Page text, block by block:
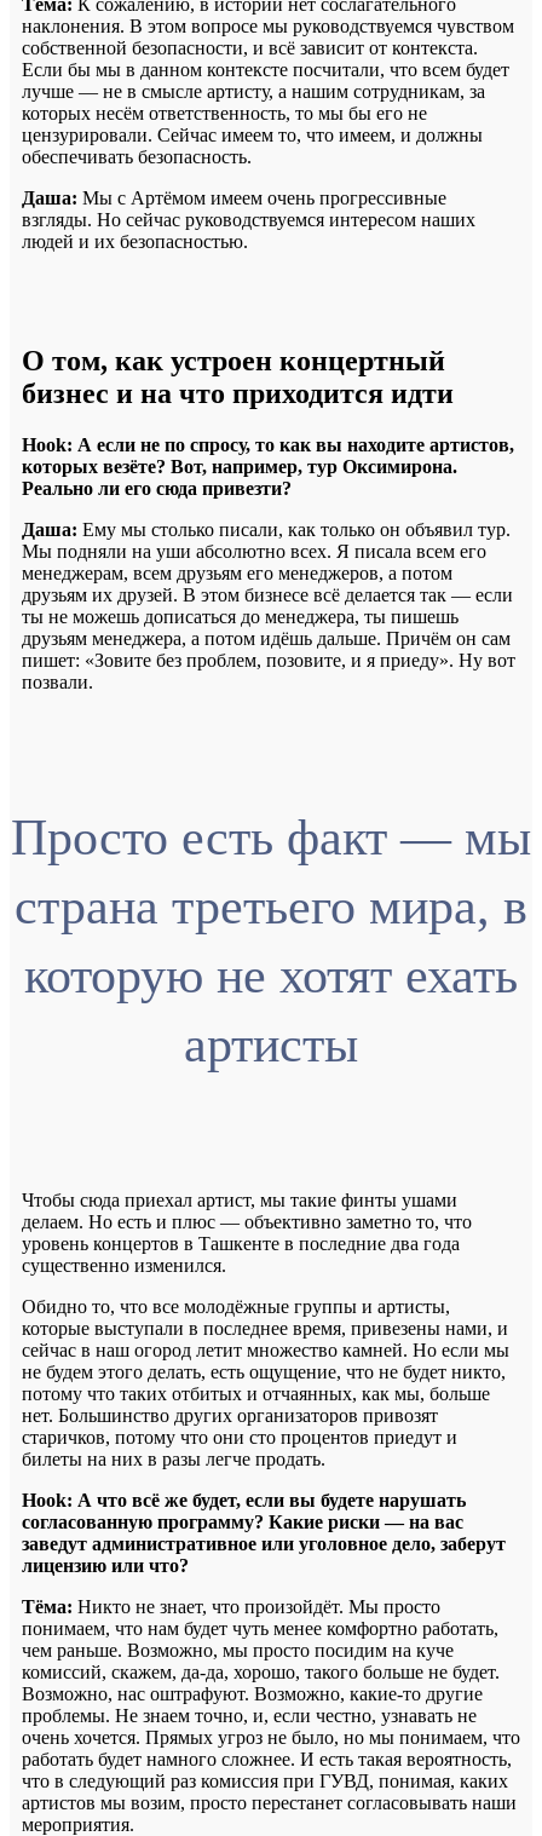
Тёма: К сожалению, в истории нет сослагательного
наклонения. В этом вопросе мы руководствуемся чувством
собственной безопасности, и всё зависит от контекста.
Если бы мы в данном контексте посчитали, что всем будет
лучше — не в смысле артисту, а нашим сотрудникам, за
которых несём ответственность, то мы бы его не
цензурировали. Сейчас имеем то, что имеем, и должны
обеспечивать безопасность.
Даша: Мы с Артёмом имеем очень прогрессивные
взгляды. Но сейчас руководствуемся интересом наших
людей и их безопасностью.
О том, как устроен концертный
бизнес и на что приходится идти
Hook: А если не по спросу, то как вы находите артистов,
которых везёте? Вот, например, тур Оксимирона.
Реально ли его сюда привезти?
Даша: Ему мы столько писали, как только он объявил тур.
Мы подняли на уши абсолютно всех. Я писала всем его
менеджерам, всем друзьям его менеджеров, а потом
друзьям их друзей. В этом бизнесе всё делается так — если
ты не можешь дописаться до менеджера, ты пишешь
друзьям менеджера, а потом идёшь дальше. Причём он сам
пишет: «Зовите без проблем, позовите, и я приеду». Ну вот
позвали.
Просто есть факт — мы
страна третьего мира, в
которую не хотят ехать
артисты
Чтобы сюда приехал артист, мы такие финты ушами
делаем. Но есть и плюс — объективно заметно то, что
уровень концертов в Ташкенте в последние два года
существенно изменился.
Обидно то, что все молодёжные группы и артисты,
которые выступали в последнее время, привезены нами, и
сейчас в наш огород летит множество камней. Но если мы
не будем этого делать, есть ощущение, что не будет никто,
потому что таких отбитых и отчаянных, как мы, больше
нет. Большинство других организаторов привозят
старичков, потому что они сто процентов приедут и
билеты на них в разы легче продать.
Hook: А что всё же будет, если вы будете нарушать
согласованную программу? Какие риски — на вас
заведут административное или уголовное дело, заберут
лицензию или что?
Тёма: Никто не знает, что произойдёт. Мы просто
понимаем, что нам будет чуть менее комфортно работать,
чем раньше. Возможно, мы просто посидим на куче
комиссий, скажем, да-да, хорошо, такого больше не будет.
Возможно, нас оштрафуют. Возможно, какие-то другие
проблемы. Не знаем точно, и, если честно, узнавать не
очень хочется. Прямых угроз не было, но мы понимаем, что
работать будет намного сложнее. И есть такая вероятность,
что в следующий раз комиссия при ГУВД, понимая, каких
артистов мы возим, просто перестанет согласовывать наши
мероприятия.